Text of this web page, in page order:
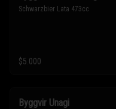
Schwarzbier Lata 473cc
$5.000
Byggvir Unagi